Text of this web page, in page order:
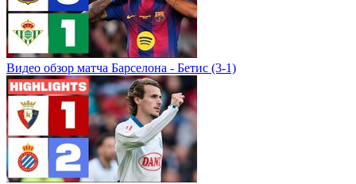
Видео обзор матча Барселона - Бетис (3-1)